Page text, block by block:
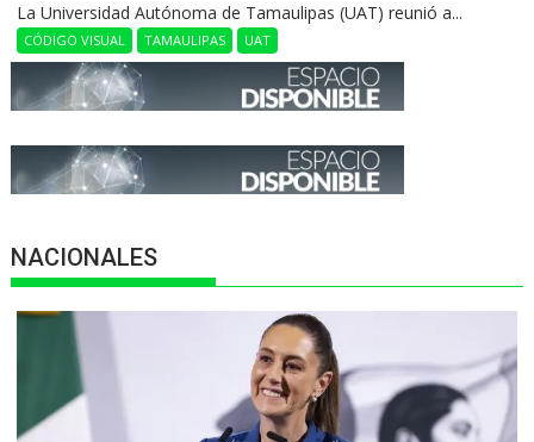
La Universidad Autónoma de Tamaulipas (UAT) reunió a...
CÓDIGO VISUAL TAMAULIPAS UAT
NACIONALES